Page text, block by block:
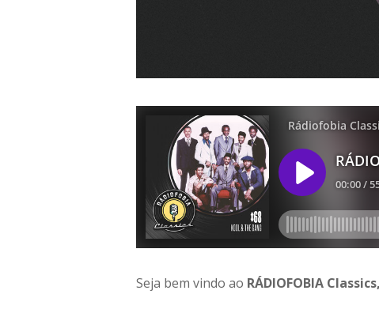
Seja bem vindo ao RÁDIOFOBIA Classics,